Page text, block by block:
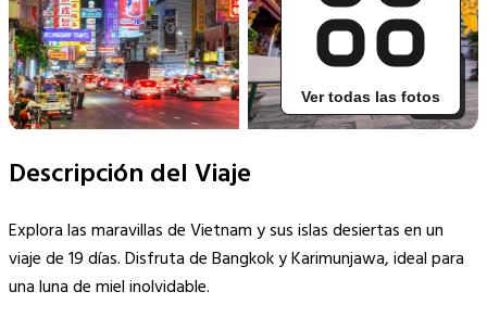
16+
Ver todas las fotos
Descripción del Viaje
Explora las maravillas de Vietnam y sus islas desiertas en un
viaje de 19 días. Disfruta de Bangkok y Karimunjawa, ideal para
una luna de miel inolvidable.